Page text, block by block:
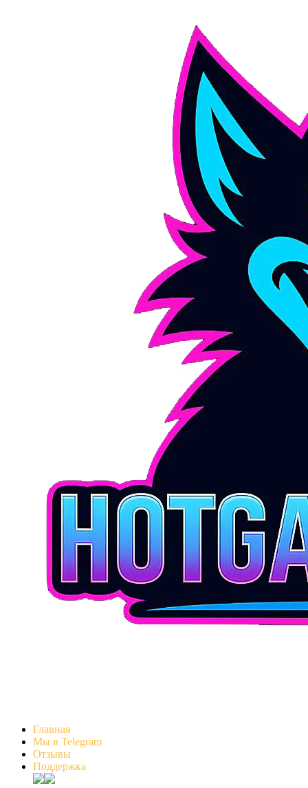
Главная
Мы в Telegram
Отзывы
Поддержка